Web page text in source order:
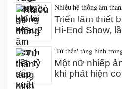
Nhiều hệ thống âm
Triển lãm thiết
Hi-End Show,
'Tử thần' tàng hình
Một nữ nhiếp
khi phát hiện